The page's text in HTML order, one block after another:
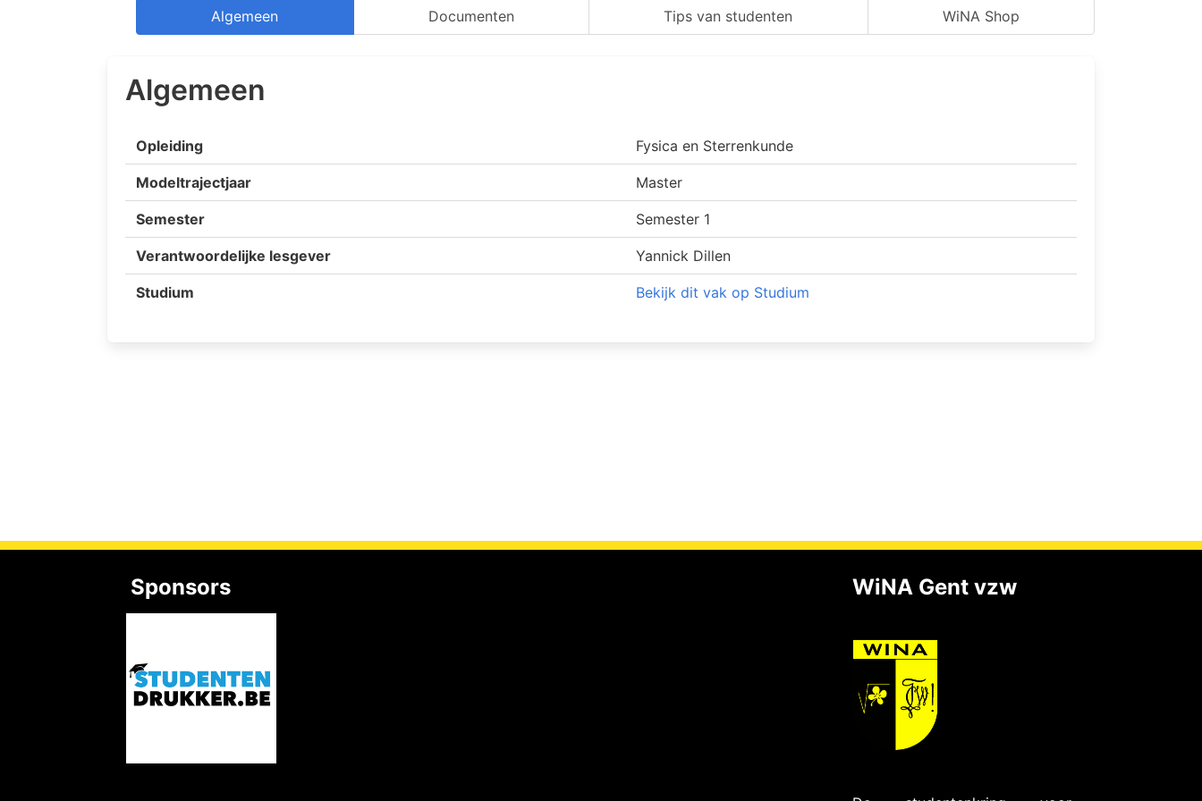
Algemeen Documenten Tips van studenten WiNA Shop
Algemeen
Opleiding Fysica en Sterrenkunde
Modeltrajectjaar Master
Semester Semester 1
Verantwoordelijke lesgever Yannick Dillen
Studium Bekijk dit vak op Studium
Sponsors WiNA Gent vzw